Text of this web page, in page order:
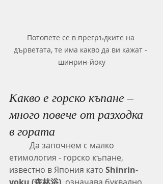
Потопете се в прегръдките на
дърветата, те има какво да ви кажат -
шинрин-йоку
Какво е горско къпане –
много повече от разходка
в гората
етимология - горско къпане,
известно в Япония като Shinrin-